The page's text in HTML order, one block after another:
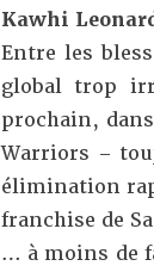
Kawhi
Entre les
global trop
prochain,
Warriors –
élimination
franchise de
… à moins de